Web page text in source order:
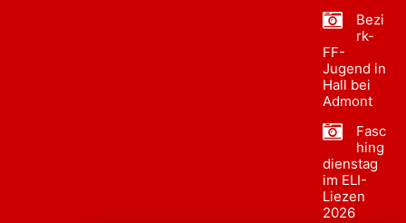
Bezi
rk-
FF-
Jugend in
Hall bei
Admont
Fasc
hing
dienstag
im ELI-
Liezen
2026